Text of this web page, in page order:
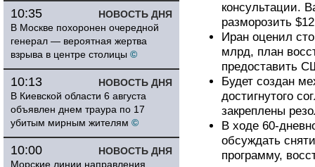
НОВОСТЬ ДНЯ
10:35
В Москве похоронен очередной
генерал — вероятная жертва
взрыва в центре столицы ©
НОВОСТЬ ДНЯ
10:13
В Киевской области 6 августа
объявлен днем траура по 17
убитым мирным жителям ©
НОВОСТЬ ДНЯ
10:00
Морские линии направления
консультации.
разморозить
Иран оценил
млрд, план
предоставить
Будет создан
достигнутого
закреплены
В ходе 60-
обсуждать
программу,